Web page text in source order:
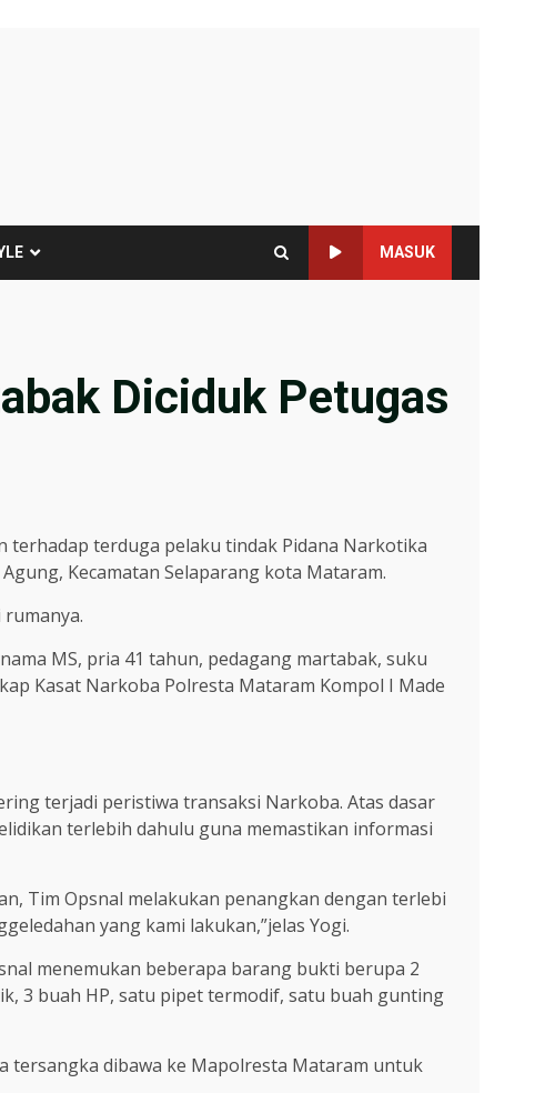
MASUK
Diciduk Petugas
terhadap terduga pelaku tindak Pidana Narkotika
Kecamatan Selaparang kota Mataram.
MS, pria 41 tahun, pedagang martabak, suku
Kasat Narkoba Polresta Mataram Kompol I Made
terjadi peristiwa transaksi Narkoba. Atas dasar
terlebih dahulu guna memastikan informasi
Tim Opsnal melakukan penangkan dengan terlebi
yang kami lakukan,”jelas Yogi.
menemukan beberapa barang bukti berupa 2
3 buah HP, satu pipet termodif, satu buah gunting
tersangka dibawa ke Mapolresta Mataram untuk